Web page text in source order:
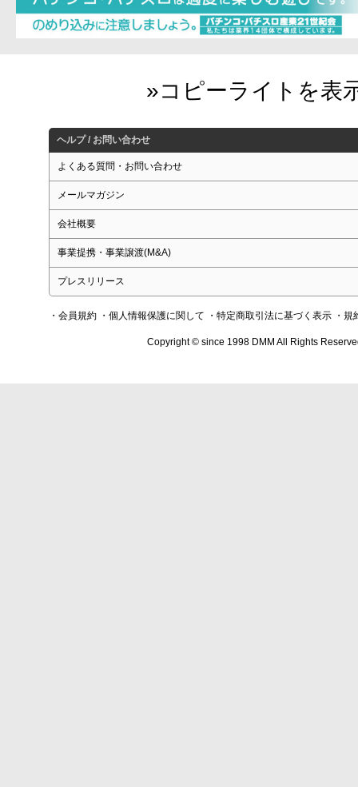
ヘルプ / お問い合わせ
よくある質問・お問い合わせ
メールマガジン
会社概要
事業提携・事業譲渡(M&A)
プレスリリース
・会員規約 ・個人情報保護に関して ・特定商取引法に基づく表示 ・規
Copyright © since 1998 DMM All Rights